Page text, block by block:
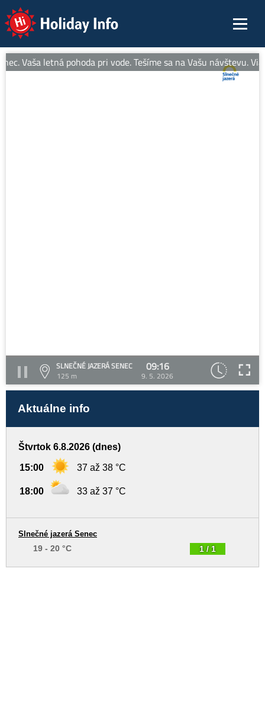
Holiday Info
Vaša letná pohoda pri vode. Tešíme sa na Vašu návštevu.
SLNEČNÉ JAZERÁ SENEC
125 m
09:16
9. 5. 2026
Aktuálne info
Štvrtok 6.8.2026 (dnes)
15:00 37 až 38 °C
18:00 33 až 37 °C
1 / 1
Slnečné jazerá Senec
19 - 20 °C